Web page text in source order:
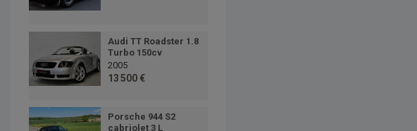
Audi TT Roadster 1.8
Turbo 150cv
2005
13 500 €
Porsche 944 S2
cabriolet 3 L